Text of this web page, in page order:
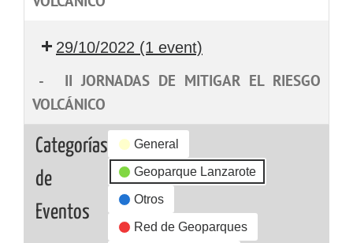
29/10/2022 (1 event)
-
II JORNADAS DE MITIGAR EL RIESGO
VOLCÁNICO
Categorías
de
Eventos
General
Geoparque Lanzarote
Otros
Red de Geoparques